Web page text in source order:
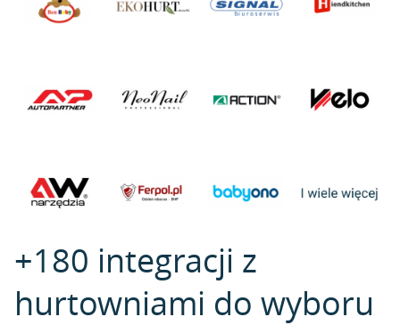
+180 integracji z
hurtowniami do wyboru